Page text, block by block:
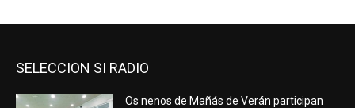
SELECCION SI RADIO
Os nenos de Mañás de Verán participan